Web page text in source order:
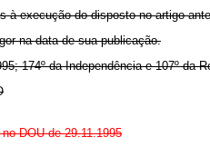
à execução do disposto no artigo
na data de sua publicação.
174º da Independência e 107º da
DOU de 29.11.1995